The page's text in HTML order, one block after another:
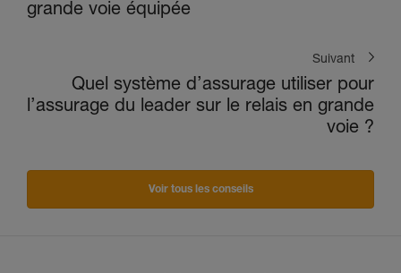
grande voie équipée
Suivant
Quel système d’assurage utiliser pour
l’assurage du leader sur le relais en grande
voie ?
Voir tous les conseils